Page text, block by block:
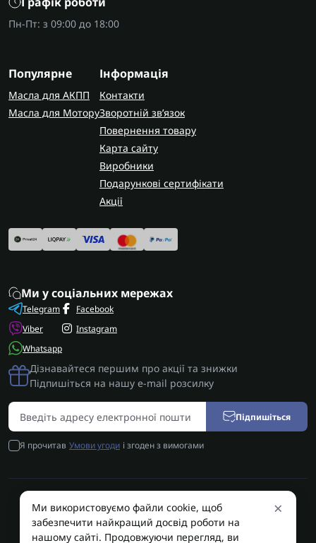
Пн-Пт: з 09:00 до 18:00
Популярне
Масла для АКПП
Масла для Мотору
Інформація
Контакти
Зворотній зв’язок
Повернення товару
Карта сайту
Виробники
Подарункові сертифікати
Акції
Ми у соціальних мережах
Telegram
Viber
Whatsapp
Facebook
Instagram
Дізнавайтеся першим про акції та знижки
Підпишіться на нашу e-mail розсилку
Підпишіться
Я прочитав Умови угоди і згоден з вимогами
AUTOSHIFT | Запчастини АКПП | Ремонт АКПП © 2026
AUTOSHIFT
×
Ми використовуємо файли cookie, щоб
забезпечити найкращий досвід роботи на
нашому сайті. Продовжуючи перегляд, ви